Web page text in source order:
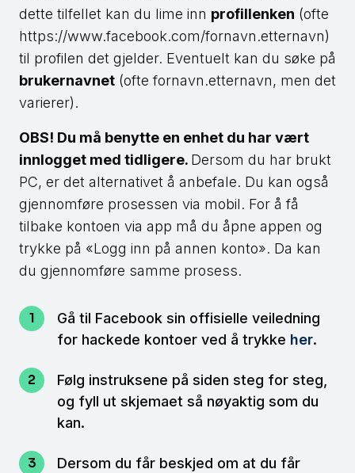
dette tilfellet kan du lime inn profillenken (ofte
https://www.facebook.com/fornavn.etternavn)
til profilen det gjelder. Eventuelt kan du søke på
brukernavnet (ofte fornavn.etternavn, men det
varierer).
OBS! Du må benytte en enhet du har vært
innlogget med tidligere. Dersom du har brukt
PC, er det alternativet å anbefale. Du kan også
gjennomføre prosessen via mobil. For å få
tilbake kontoen via app må du åpne appen og
trykke på «Logg inn på annen konto». Da kan
du gjennomføre samme prosess.
Gå til Facebook sin offisielle veiledning
for hackede kontoer ved å trykke her.
Følg instruksene på siden steg for steg,
og fyll ut skjemaet så nøyaktig som du
kan.
Dersom du får beskjed om at du får